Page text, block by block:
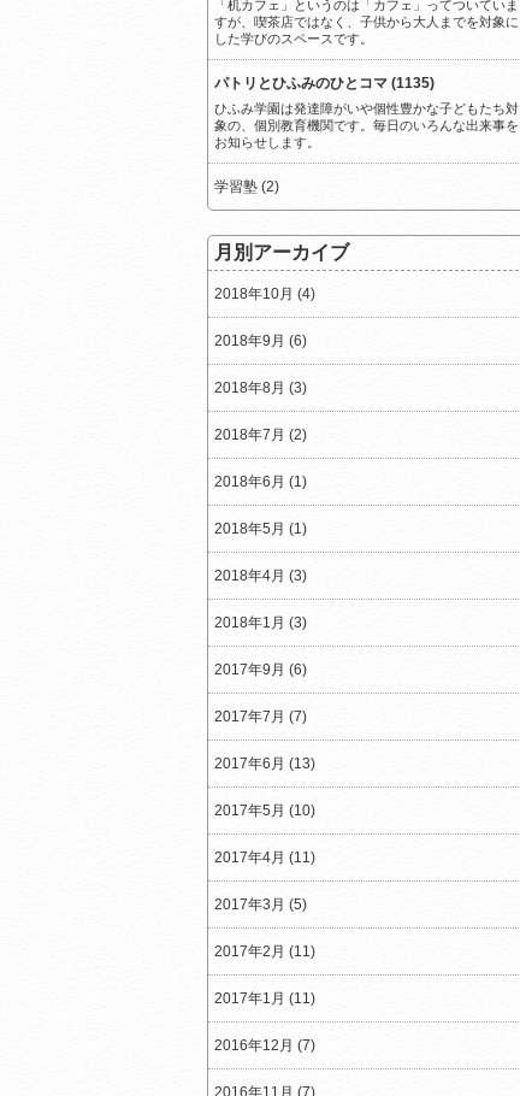
「机カフェ」というのは「カフェ」ってついていま
すが、喫茶店ではなく、子供から大人までを対象に
した学びのスペースです。
パトリとひふみのひとコマ (1135)
ひふみ学園は発達障がいや個性豊かな子どもたち対
象の、個別教育機関です。毎日のいろんな出来事を
お知らせします。
学習塾 (2)
月別アーカイブ
2018年10月 (4)
2018年9月 (6)
2018年8月 (3)
2018年7月 (2)
2018年6月 (1)
2018年5月 (1)
2018年4月 (3)
2018年1月 (3)
2017年9月 (6)
2017年7月 (7)
2017年6月 (13)
2017年5月 (10)
2017年4月 (11)
2017年3月 (5)
2017年2月 (11)
2017年1月 (11)
2016年12月 (7)
2016年11月 (7)